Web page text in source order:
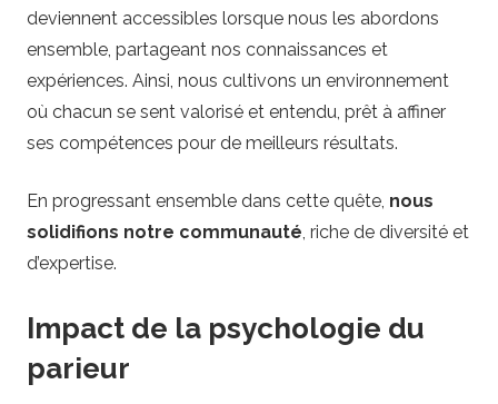
deviennent accessibles lorsque nous les abordons
ensemble, partageant nos connaissances et
expériences. Ainsi, nous cultivons un environnement
où chacun se sent valorisé et entendu, prêt à affiner
ses compétences pour de meilleurs résultats.
En progressant ensemble dans cette quête, nous
solidifions notre communauté, riche de diversité et
d’expertise.
Impact de la psychologie du
parieur